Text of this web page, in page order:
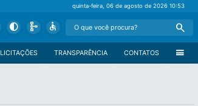
quinta-feira, 06 de agosto de 202610:53
Contrast Schema Accessible Search
menu
CONTATOS
TRANSPARÊNCIA
LICITAÇÕES